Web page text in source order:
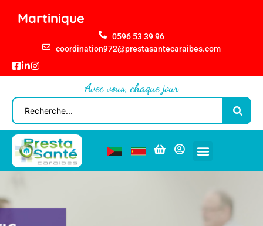
Martinique
0596 53 39 96
coordination972@prestasantecaraibes.com
Avec vous, chaque jour